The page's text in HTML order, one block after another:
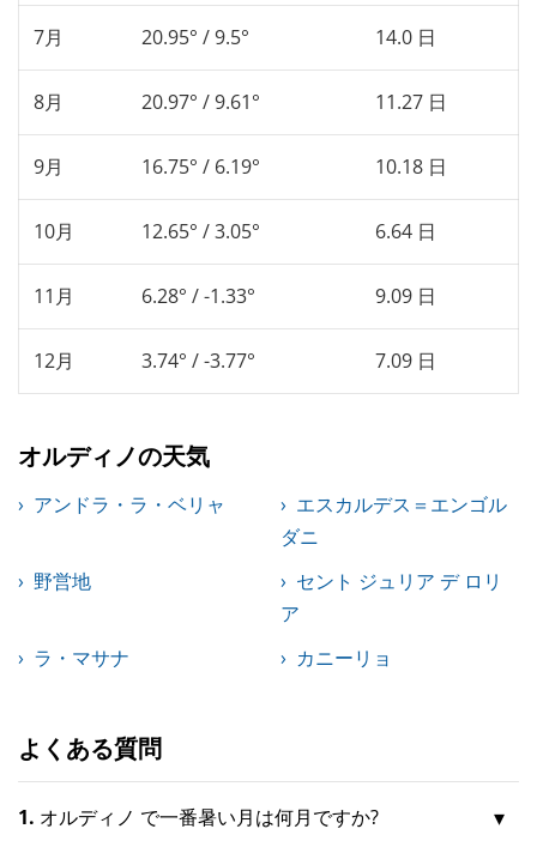
7月 20.95° / 9.5° 14.0 日
8月 20.97° / 9.61° 11.27 日
9月 16.75° / 6.19° 10.18 日
10月 12.65° / 3.05° 6.64 日
11月 6.28° / -1.33° 9.09 日
12月 3.74° / -3.77° 7.09 日
オルディノの天気
アンドラ・ラ・ベリャ
エスカルデス＝エンゴル
ダニ
野営地
セント ジュリア デ ロリ
ア
ラ・マサナ
カニーリョ
よくある質問
1. オルディノ で一番暑い月は何月ですか?